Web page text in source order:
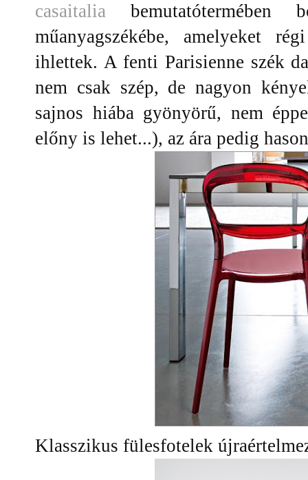
casaitalia
műanyagszékébe, amelyeket
ihlettek. A fenti Parisienne szék
nem csak szép, de nagyon
sajnos hiába gyönyörű, nem
előny is lehet...), az ára pedig
Klasszikus fülesfotelek